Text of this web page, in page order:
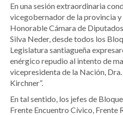
En una sesión extraordinaria
vicegobernador de la provincia
Honorable Cámara de
Silva Neder, desde todos los
Legislatura santiagueña
enérgico repudio al intento de
vicepresidenta de la Nación,
Kirchner”.
En tal sentido, los jefes de
Frente Encuentro Cívico, Frente